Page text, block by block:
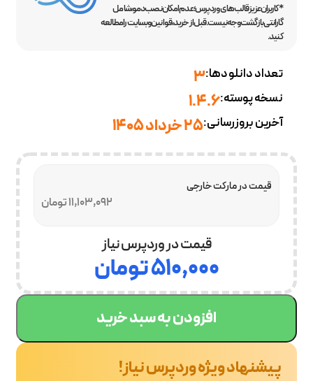
*کاربران عزیز قالب‌های وردپرس؛ عدم امکان نصب دمو، شامل
گارانتی بازگشت وجه نیست. قبل از خرید، قوانین وبسایت را مطالعه
کنید.
تعداد دانلودها:3
نسخه پوسته:1.4.6
آخرین بروزرسانی:25 خرداد 1405
11,103,092 تومان
قیمت در مارکت خارجی
قیمت در وردپرس نیاز
۵۱۰,۰۰۰تومان
افزودن به سبد خرید
پیشنهاد ویژه وردپرس نیاز!